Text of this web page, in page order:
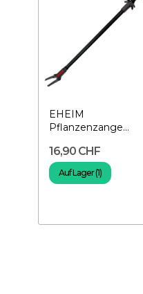
EHEIM
Pflanzenzange
16,90 CHF
Auf Lager (1)